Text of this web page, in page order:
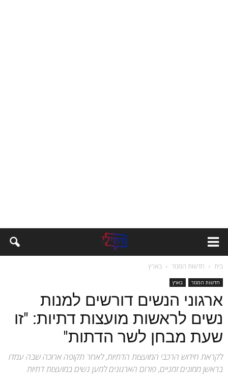
בית חדשות המגזר בארץ
חדשות המגזר בארץ
ארגוני הנשים דורשים למנות
נשים לראשות מועצות דתיות: "זו
שעת מבחן לשר הדתות"
לקראת חידוש הרכבי המועצות הדתיות, לאחר תקופה ארוכה שבה עמדו
בראשן ממונים זמניים, פורום הארגונים למען נשים במועצות דתיות